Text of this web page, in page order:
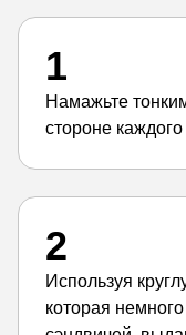
1
Намажьте
стороне
2
Используя
которая